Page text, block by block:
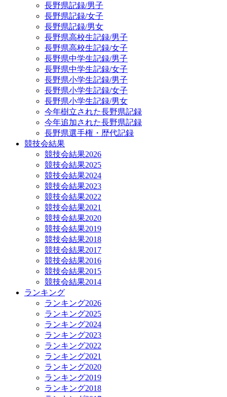
長野県記録/男子
長野県記録/女子
長野県記録/男女
長野県高校生記録/男子
長野県高校生記録/女子
長野県中学生記録/男子
長野県中学生記録/女子
長野県小学生記録/男子
長野県小学生記録/女子
長野県小学生記録/男女
今年樹立された長野県記録
今年追加された長野県記録
長野県選手権・歴代記録
競技会結果
競技会結果2026
競技会結果2025
競技会結果2024
競技会結果2023
競技会結果2022
競技会結果2021
競技会結果2020
競技会結果2019
競技会結果2018
競技会結果2017
競技会結果2016
競技会結果2015
競技会結果2014
ランキング
ランキング2026
ランキング2025
ランキング2024
ランキング2023
ランキング2022
ランキング2021
ランキング2020
ランキング2019
ランキング2018